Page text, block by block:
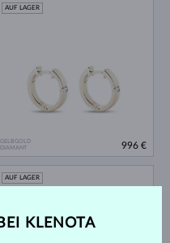
GELBGOLD
DIAMANT
AUF LAGER
996 €
AUF LAGER
KLENOTA